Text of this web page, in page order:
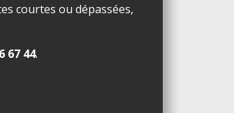
courtes ou dépassées,
67 44.